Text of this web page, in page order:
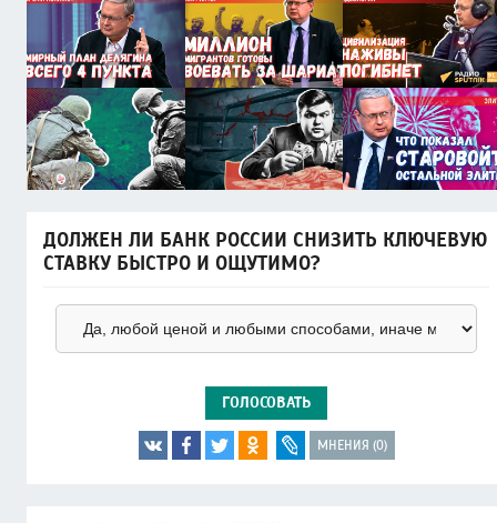
ДОЛЖЕН ЛИ БАНК РОССИИ СНИЗИТЬ КЛЮЧЕВУЮ
СТАВКУ БЫСТРО И ОЩУТИМО?
ГОЛОСОВАТЬ
МНЕНИЯ (0)